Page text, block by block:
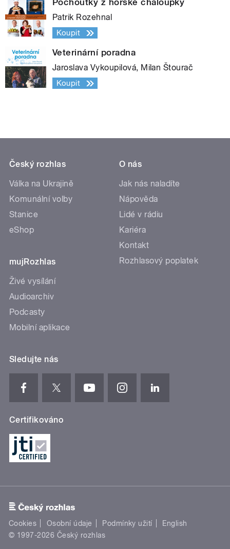
Pochoutky z horské chaloupky
Patrik Rozehnal
Koupit
Veterinární poradna
Jaroslava Vykoupilová, Milan Štourač
Koupit
Český rozhlas
Válka na Ukrajině
Komunální volby
Stanice
eShop
mujRozhlas
Živé vysílání
Audioarchiv
Podcasty
Mobilní aplikace
O nás
Jak nás naladíte
Nápověda
Lidé v rádiu
Kariéra
Kontakt
Rozhlasový poplatek
Sledujte nás
Certifikováno
Cookies Osobní údaje Podmínky užití
English
© 1997-2026 Český rozhlas